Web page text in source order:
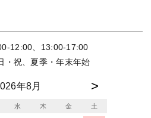
12:00、13:00-17:00
・祝、夏季・年末年始
年8月
水 木 金 土